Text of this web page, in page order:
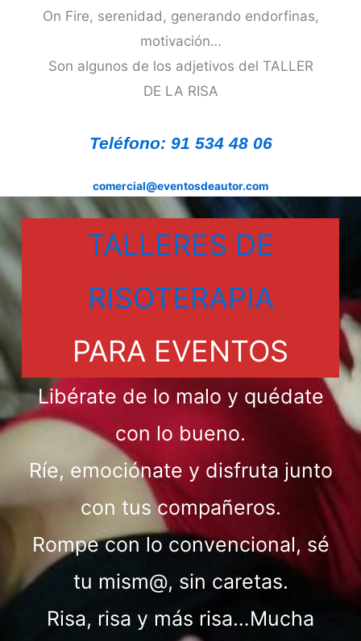
On Fire, serenidad, generando endorfinas,
motivación…
Son algunos de los adjetivos del TALLER
DE LA RISA
Teléfono: 91 534 48 06
comercial@eventosdeautor.com
TALLERES DE
RISOTERAPIA
PARA EVENTOS
Libérate de lo malo y quédate
con lo bueno.
Ríe, emociónate y disfruta junto
con tus compañeros.
Rompe con lo convencional, sé
tu mism@, sin caretas.
Risa, risa y más risa…Mucha